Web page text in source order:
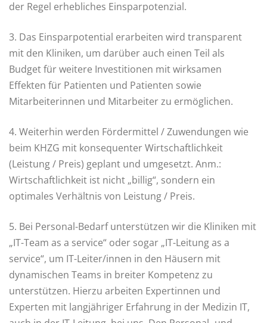
der Regel erhebliches Einsparpotenzial.
3. Das Einsparpotential erarbeiten wird transparent
mit den Kliniken, um darüber auch einen Teil als
Budget für weitere Investitionen mit wirksamen
Effekten für Patienten und Patienten sowie
Mitarbeiterinnen und Mitarbeiter zu ermöglichen.
4. Weiterhin werden Fördermittel / Zuwendungen wie
beim KHZG mit konsequenter Wirtschaftlichkeit
(Leistung / Preis) geplant und umgesetzt. Anm.:
Wirtschaftlichkeit ist nicht „billig“, sondern ein
optimales Verhältnis von Leistung / Preis.
5. Bei Personal-Bedarf unterstützen wir die Kliniken mit
„IT-Team as a service“ oder sogar „IT-Leitung as a
service“, um IT-Leiter/innen in den Häusern mit
dynamischen Teams in breiter Kompetenz zu
unterstützen. Hierzu arbeiten Expertinnen und
Experten mit langjähriger Erfahrung in der Medizin IT,